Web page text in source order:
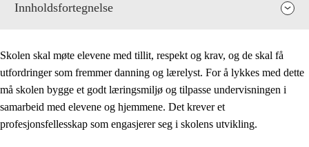
Innholdsfortegnelse
Skolen skal møte elevene med tillit, respekt og krav, og de skal få
utfordringer som fremmer danning og lærelyst. For å lykkes med dette
må skolen bygge et godt læringsmiljø og tilpasse undervisningen i
samarbeid med elevene og hjemmene. Det krever et
profesjonsfellesskap som engasjerer seg i skolens utvikling.